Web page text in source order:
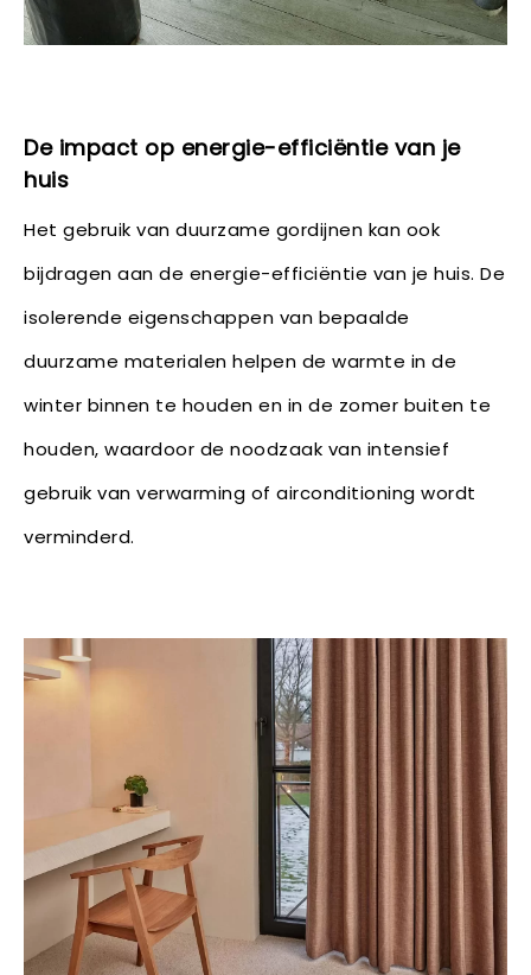
De impact op energie-efficiëntie van je
huis
Het gebruik van duurzame gordijnen kan ook
bijdragen aan de energie-efficiëntie van je huis. De
isolerende eigenschappen van bepaalde
duurzame materialen helpen de warmte in de
winter binnen te houden en in de zomer buiten te
houden, waardoor de noodzaak van intensief
gebruik van verwarming of airconditioning wordt
verminderd.